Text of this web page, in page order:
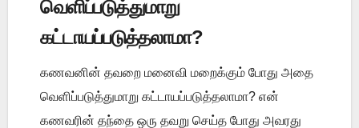
வெளிப்படுத்துமாறு
கட்டாயப்படுத்தலாமா?
கணவனின் தவறை மனைவி மறைக்கும் போது அதை
வெளிப்படுத்துமாறு கட்டாயப்படுத்தலாமா? என்
கணவரின் தந்தை ஒரு தவறு செய்த போது அவரது